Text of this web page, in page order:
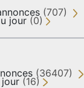
(707)
jour (0)
(36407)
jour (16)